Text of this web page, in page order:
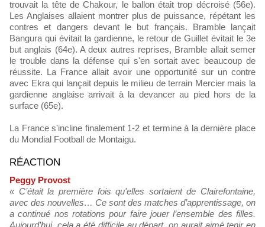
trouvait la tête de Chakour, le ballon était trop décroisé (56e).
Les Anglaises allaient montrer plus de puissance, répétant les
contres et dangers devant le but français. Bramble lançait
Bangura qui évitait la gardienne, le retour de Guillet évitait le 3e
but anglais (64e). A deux autres reprises, Bramble allait semer
le trouble dans la défense qui s'en sortait avec beaucoup de
réussite. La France allait avoir une opportunité sur un contre
avec Ekra qui lançait depuis le milieu de terrain Mercier mais la
gardienne anglaise arrivait à la devancer au pied hors de la
surface (65e).
La France s'incline finalement 1-2 et termine à la dernière place
du Mondial Football de Montaigu.
RÉACTION
Peggy Provost
« C’était la première fois qu'elles sortaient de Clairefontaine,
avec des nouvelles… Ce sont des matches d’apprentissage, on
a continué nos rotations pour faire jouer l’ensemble des filles.
Aujourd’hui, cela a été difficile au départ, on aurait aimé tenir en